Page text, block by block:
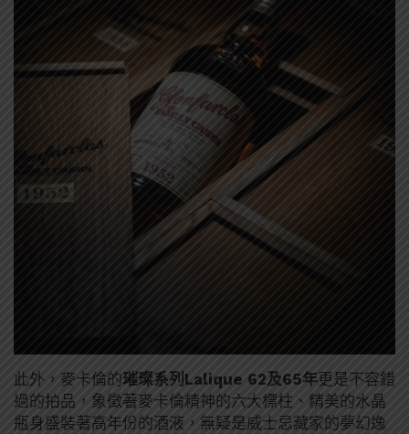
此外，麥卡倫的璀璨系列Lalique 62及65年更是不容錯
過的拍品，象徵著麥卡倫精神的六大標柱、精美的水晶
瓶身盛裝著高年份的酒液，無疑是威士忌藏家的夢幻逸